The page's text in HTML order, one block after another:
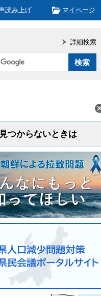
読み上げ マイページ
詳細検索
見つからないときは